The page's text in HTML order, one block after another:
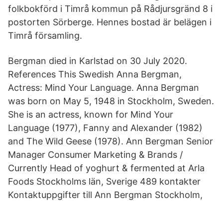
folkbokförd i Timrå kommun på Rådjursgränd 8 i
postorten Sörberge. Hennes bostad är belägen i
Timrå församling.
Bergman died in Karlstad on 30 July 2020.
References This Swedish Anna Bergman,
Actress: Mind Your Language. Anna Bergman
was born on May 5, 1948 in Stockholm, Sweden.
She is an actress, known for Mind Your
Language (1977), Fanny and Alexander (1982)
and The Wild Geese (1978). Ann Bergman Senior
Manager Consumer Marketing & Brands /
Currently Head of yoghurt & fermented at Arla
Foods Stockholms län, Sverige 489 kontakter
Kontaktuppgifter till Ann Bergman Stockholm,